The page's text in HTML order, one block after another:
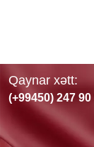
Qaynar xətt:
(+99450) 247 90